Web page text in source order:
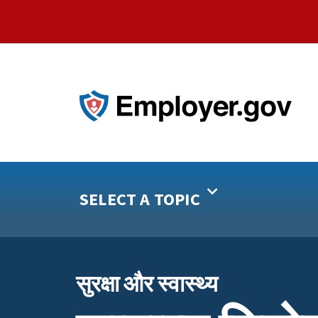
SELECT A TOPIC
सुरक्षा और स्वास्थ्य